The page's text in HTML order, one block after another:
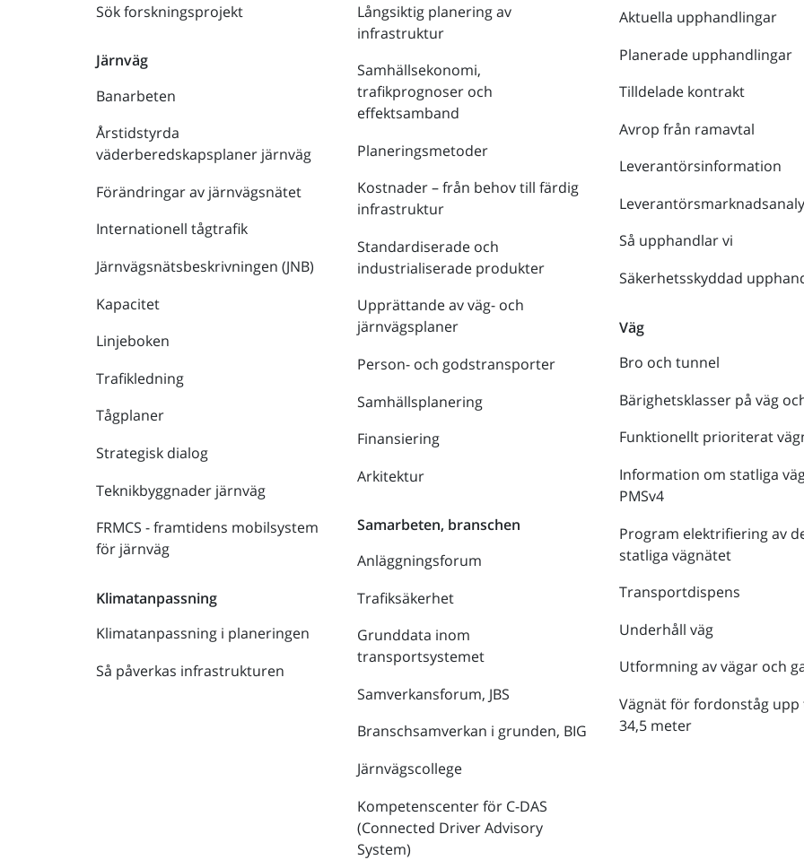
Sök forskningsprojekt
Järnväg
Banarbeten
Årstidstyrda
väderberedskapsplaner järnväg
Förändringar av järnvägsnätet
Internationell tågtrafik
Järnvägsnätsbeskrivningen (JNB)
Kapacitet
Linjeboken
Trafikledning
Tågplaner
Strategisk dialog
Teknikbyggnader järnväg
FRMCS - framtidens mobilsystem
för järnväg
Klimatanpassning
Klimatanpassning i planeringen
Så påverkas infrastrukturen
Långsiktig planering av
infrastruktur
Samhällsekonomi,
trafikprognoser och
effektsamband
Planeringsmetoder
Kostnader – från behov till färdig
infrastruktur
Standardiserade och
industrialiserade produkter
Upprättande av väg- och
järnvägsplaner
Person- och godstransporter
Samhällsplanering
Finansiering
Arkitektur
Samarbeten, branschen
Anläggningsforum
Trafiksäkerhet
Grunddata inom
transportsystemet
Samverkansforum, JBS
Branschsamverkan i grunden, BIG
Järnvägscollege
Kompetenscenter för C-DAS
(Connected Driver Advisory
System)
Aktuella upphandlingar
Planerade upphandlingar
Tilldelade kontrakt
Avrop från ramavtal
Leverantörsinformation
Så upphandlar vi
Säkerhetsskyddad
Väg
Bro och tunnel
Bärighetsklasser på väg
Funktionellt prioriterat
Information om statliga
PMSv4
Program elektrifiering av
statliga vägnätet
Transportdispens
Underhåll väg
Utformning av vägar och
Vägnät för fordonståg upp
34,5 meter